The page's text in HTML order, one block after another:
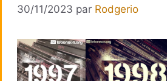
30/11/2023 par Rodgerio